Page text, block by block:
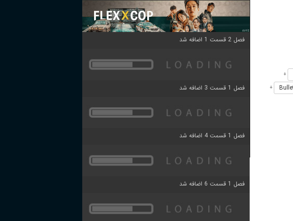
+
+
فصل 2 قسمت 1 اضافه شد
فصل 1 قسمت 3 اضافه شد
فصل 1 قسمت 4 اضافه شد
فصل 1 قسمت 6 اضافه شد